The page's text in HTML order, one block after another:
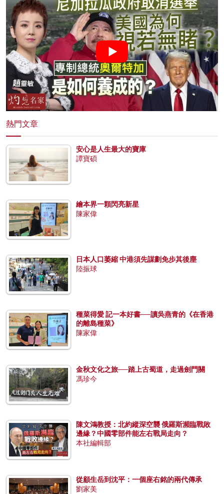
熱門文章
安心是人生最大的寶庫
譚寶碩
繪本界一顆閃亮新星
陳家偉
日本人口萎縮 中港須先謀劃免步其後塵
陸振球
種菜得愛 記一本好書──讀吳燕青的《在香港
的離島種菜》
陳家偉
金秋文化之旅──踏上古蜀道，走過劍門關
馮珍今
陳文鴻教授：北約縱深空襲 俄羅斯瀕臨戰敗
邊緣？中國零部件能左右戰局走向？
本社編輯部
從顧生岳到沈平：一個座右銘的兩代傳承
劉家美